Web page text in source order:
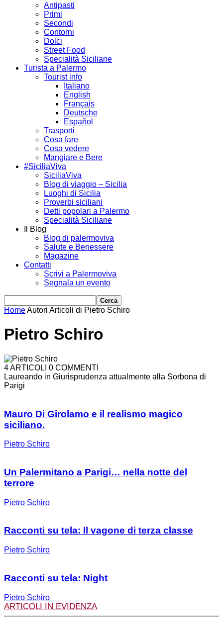
Antipasti
Primi
Secondi
Contorni
Dolci
Street Food
Specialità Siciliane
Turista a Palermo
Tourist info
Italiano
English
Français
Deutsche
Español
Trasporti
Cosa fare
Cosa vedere
Mangiare e Bere
#SiciliaViva
SiciliaViva
Blog di viaggio – Sicilia
Luoghi di Sicilia
Proverbi siciliani
Detti popolari a Palermo
Specialità Siciliane
Il Blog
Blog di palermoviva
Salute e Benessere
Magazine
Contatti
Scrivi a Palermoviva
Segnala un evento
HomeAutori Articoli di Pietro Schiro
Pietro Schiro
4 ARTICOLI 0 COMMENTI
Laureando in Giurisprudenza attualmente alla Sorbona di
Parigi
Mauro Di Girolamo e il realismo magico
siciliano.
Pietro Schiro
Un Palermitano a Parigi… nella notte del
terrore
Pietro Schiro
Racconti su tela: Il vagone di terza classe
Pietro Schiro
Racconti su tela: Night
Pietro Schiro
ARTICOLI IN EVIDENZA